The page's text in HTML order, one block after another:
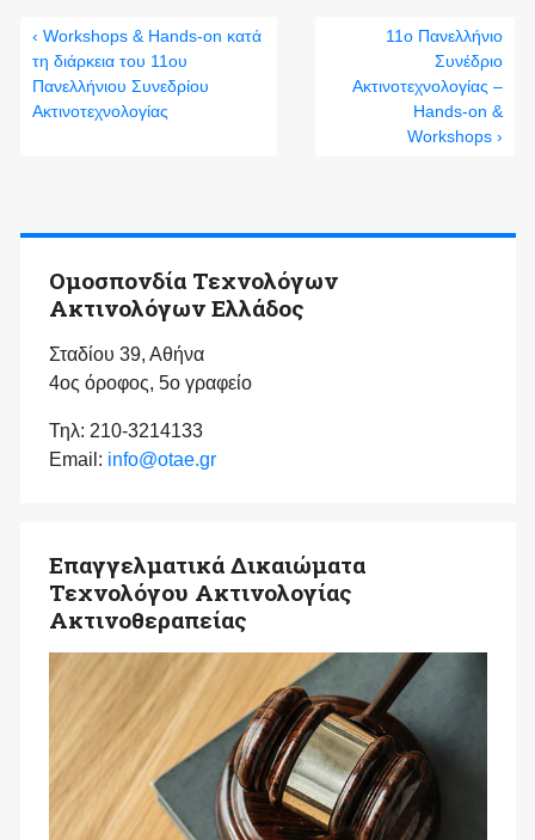
‹ Workshops & Hands-on κατά
τη διάρκεια του 11ου
Πανελλήνιου Συνεδρίου
Ακτινοτεχνολογίας
11ο Πανελλήνιο
Συνέδριο
Ακτινοτεχνολογίας –
Hands-on &
Workshops ›
Ομοσπονδία Τεχνολόγων
Ακτινολόγων Ελλάδος
Σταδίου 39, Αθήνα
4ος όροφος, 5ο γραφείο
Τηλ: 210-3214133
Email: info@otae.gr
Επαγγελματικά Δικαιώματα
Τεχνολόγου Ακτινολογίας
Ακτινοθεραπείας